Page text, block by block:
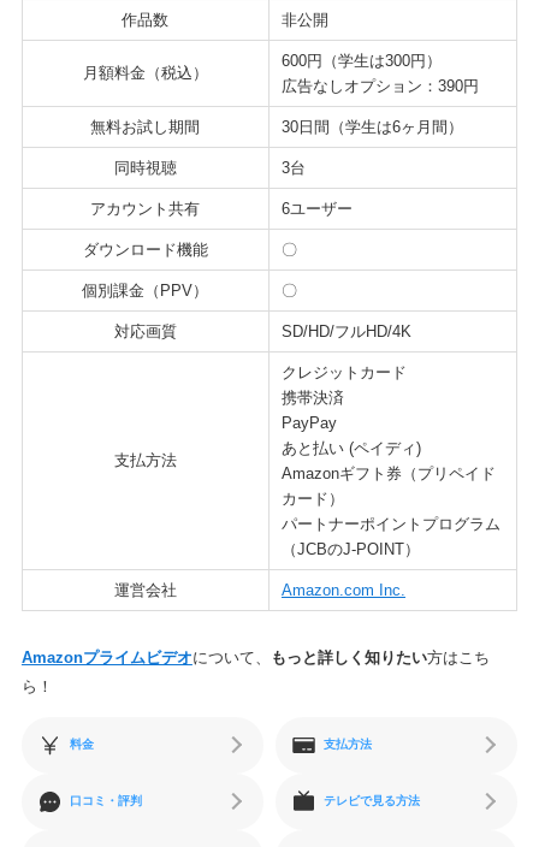
作品数 非公開
月額料金（税込）
600円（学生は300円）
広告なしオプション：390円
無料お試し期間 30日間（学生は6ヶ月間）
同時視聴 3台
アカウント共有 6ユーザー
ダウンロード機能 〇
個別課金（PPV） 〇
対応画質 SD/HD/フルHD/4K
支払方法
クレジットカード
携帯決済
PayPay
あと払い (ペイディ)
Amazonギフト券（プリペイド
カード）
パートナーポイントプログラム
（JCBのJ-POINT）
運営会社 Amazon.com Inc.
Amazonプライムビデオについて、 もっと詳しく知りたい方はこち
ら！
料金 支払方法
口コミ・評判 テレビで見る方法